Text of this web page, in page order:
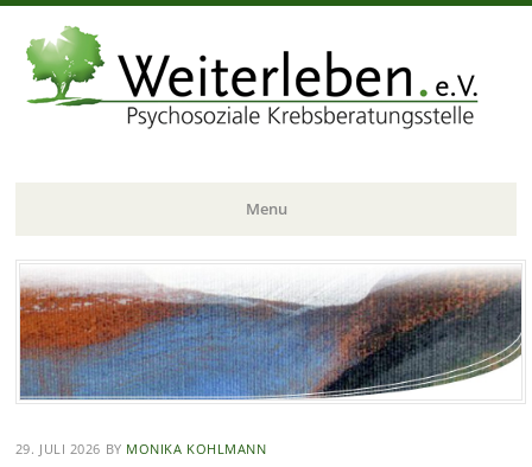
Menu
Skip
to
content
29. JULI 2026 BY MONIKA KOHLMANN